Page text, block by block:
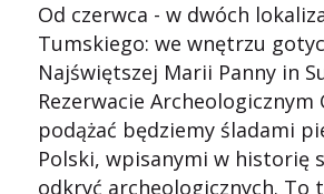
Od czerwca - w dwóch
Tumskiego: we wnętrzu
Najświętszej Marii Panny in
Rezerwacie Archeologicznym
podążać będziemy śladami
Polski, wpisanymi w historię
odkryć archeologicznych. To